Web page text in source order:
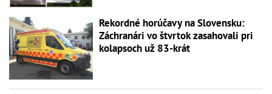
Rekordné horúčavy na Slovensku:
Záchranári vo štvrtok zasahovali pri
kolapsoch už 83-krát